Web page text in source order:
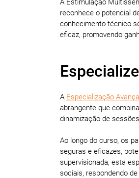
A Estimulação
reconhece o potencial
conhecimento técnico
eficaz, promovendo
A Especialização
abrangente que
dinamização de
Ao longo do curso, os
seguras e eficazes,
supervisionada, esta
sociais, respondendo